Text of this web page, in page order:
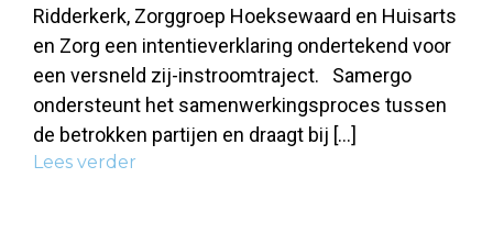
Ridderkerk, Zorggroep Hoeksewaard en Huisarts
en Zorg een intentieverklaring ondertekend voor
een versneld zij-instroomtraject. Samergo
ondersteunt het samenwerkingsproces tussen
de betrokken partijen en draagt bij […]
Lees verder